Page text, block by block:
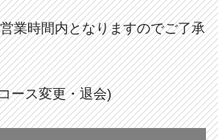
業時間内となりますのでご了承
ース変更・退会)